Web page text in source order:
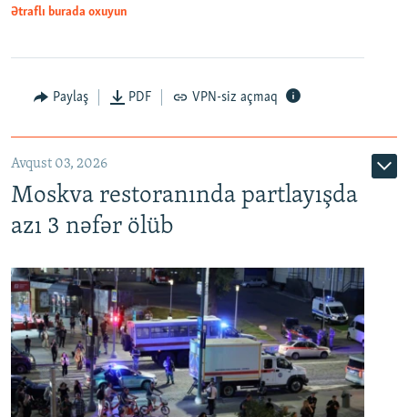
Ətraflı burada oxuyun
Paylaş PDF VPN-siz açmaq
Avqust 03, 2026
Moskva restoranında partlayışda
azı 3 nəfər ölüb